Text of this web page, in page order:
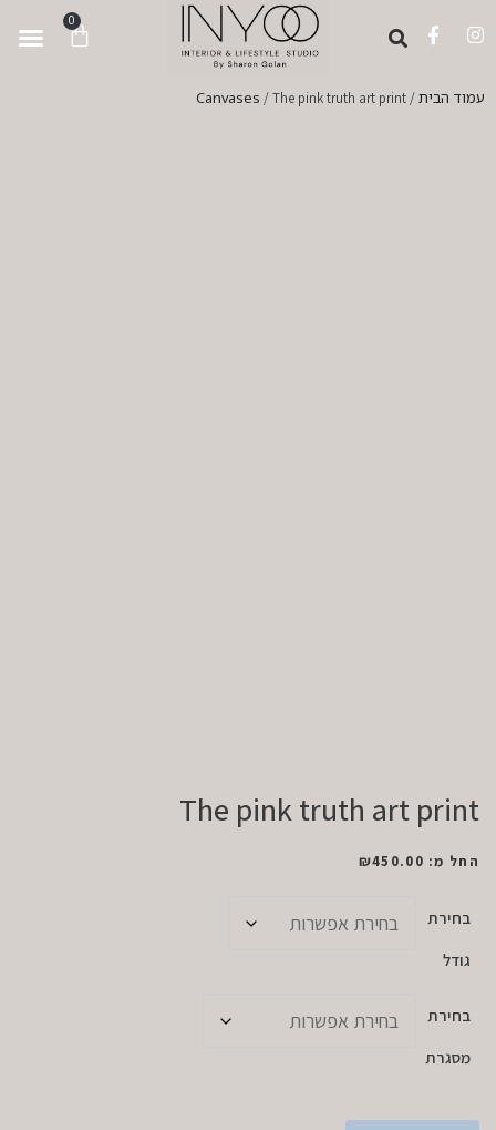
0
The pink truth art print
החל מ: ₪450.00
בחירת
גודל
בחירת
מסגרת
עמוד הבית/
Canvases / The pink truth art print